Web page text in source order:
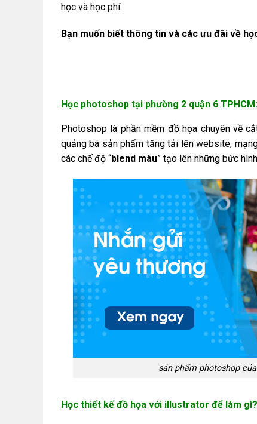
học và học phí.
Bạn muốn biết thông tin và các ưu đãi về
Học photoshop tại phường 2 quận 6 TPHCM:
Photoshop là phần mềm đồ họa chuyên về
quảng bá sản phẩm tăng tải lên website,
các chế độ “blend màu” tạo lên những bức
sản phẩm photoshop
Học thiết kế đồ họa với illustrator để làm gì?